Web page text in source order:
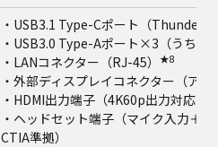
・USB3.1 Type-Cポート（
・USB3.0 Type-Aポート×3（うち１
・LANコネクター（RJ-45）
★8
・外部ディスプレイコネクター（ア
・HDMI出力端子（4K60p出力対応
・ヘッドセット端子（マイク入力＋
CTIA準拠）